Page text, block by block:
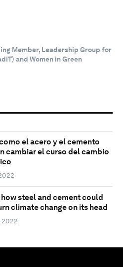
Member, Leadership Group for
and Women in Green
el acero y el cemento
cambiar el curso del cambio
how steel and cement could
climate change on its head
2022